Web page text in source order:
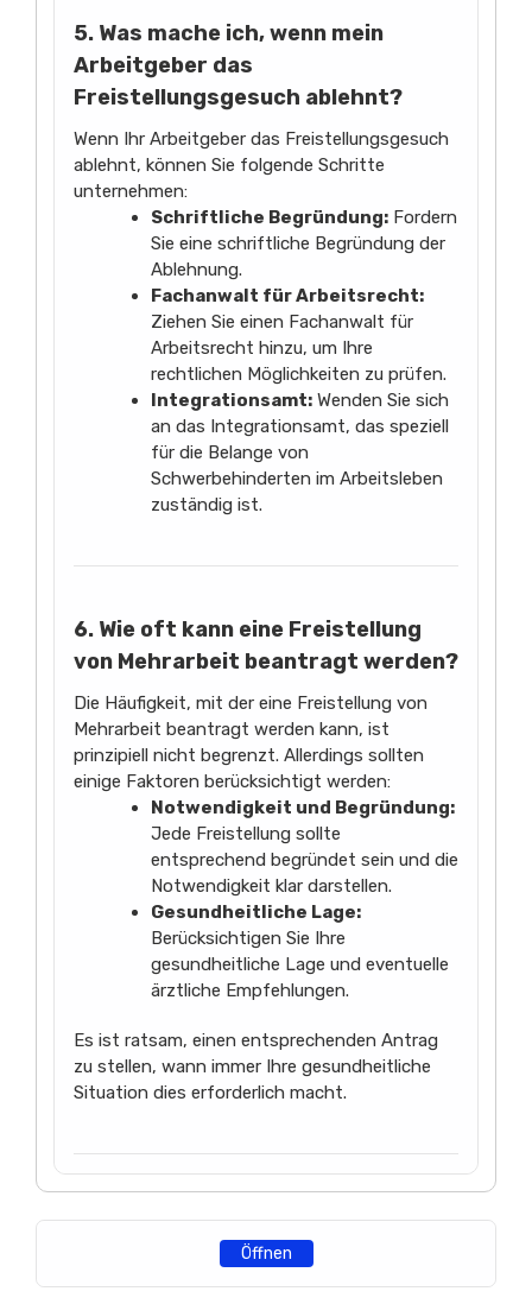
5. Was mache ich, wenn mein
Arbeitgeber das
Freistellungsgesuch ablehnt?
Wenn Ihr Arbeitgeber das Freistellungsgesuch
ablehnt, können Sie folgende Schritte
unternehmen:
Schriftliche Begründung: Fordern
Sie eine schriftliche Begründung der
Ablehnung.
Fachanwalt für Arbeitsrecht:
Ziehen Sie einen Fachanwalt für
Arbeitsrecht hinzu, um Ihre
rechtlichen Möglichkeiten zu prüfen.
Integrationsamt: Wenden Sie sich
an das Integrationsamt, das speziell
für die Belange von
Schwerbehinderten im Arbeitsleben
zuständig ist.
6. Wie oft kann eine Freistellung
von Mehrarbeit beantragt werden?
Die Häufigkeit, mit der eine Freistellung von
Mehrarbeit beantragt werden kann, ist
prinzipiell nicht begrenzt. Allerdings sollten
einige Faktoren berücksichtigt werden:
Notwendigkeit und Begründung:
Jede Freistellung sollte
entsprechend begründet sein und die
Notwendigkeit klar darstellen.
Gesundheitliche Lage:
Berücksichtigen Sie Ihre
gesundheitliche Lage und eventuelle
ärztliche Empfehlungen.
Es ist ratsam, einen entsprechenden Antrag
zu stellen, wann immer Ihre gesundheitliche
Situation dies erforderlich macht.
Öffnen